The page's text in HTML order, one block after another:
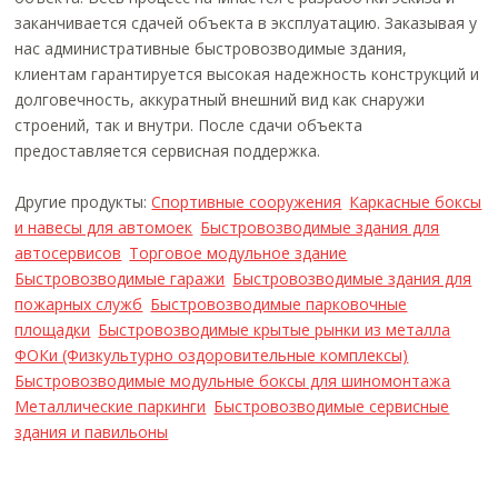
заканчивается сдачей объекта в эксплуатацию. Заказывая у
нас административные быстровозводимые здания,
клиентам гарантируется высокая надежность конструкций и
долговечность, аккуратный внешний вид как снаружи
строений, так и внутри. После сдачи объекта
предоставляется сервисная поддержка.
Другие продукты:Спортивные сооружения Каркасные боксы
и навесы для автомоек Быстровозводимые здания для
автосервисов Торговое модульное здание
Быстровозводимые гаражи Быстровозводимые здания для
пожарных служб Быстровозводимые парковочные
площадки Быстровозводимые крытые рынки из металла
ФОКи (Физкультурно оздоровительные комплексы)
Быстровозводимые модульные боксы для шиномонтажа
Металлические паркинги Быстровозводимые сервисные
здания и павильоны